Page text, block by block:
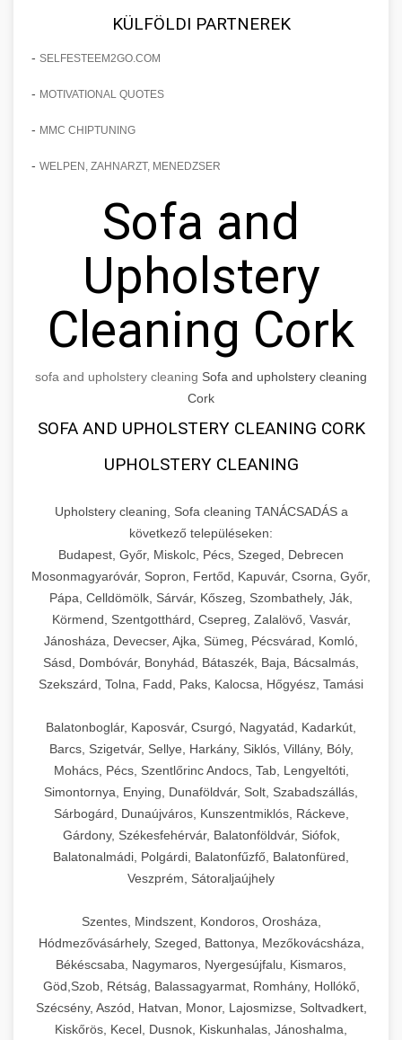
KÜLFÖLDI PARTNEREK
- SELFESTEEM2GO.COM
- MOTIVATIONAL QUOTES
- MMC CHIPTUNING
- WELPEN, ZAHNARZT, MENEDZSER
Sofa and
Upholstery
Cleaning Cork
sofa and upholstery cleaning Sofa and upholstery cleaning
Cork
SOFA AND UPHOLSTERY CLEANING CORK
UPHOLSTERY CLEANING
Upholstery cleaning, Sofa cleaning TANÁCSADÁS a
következő településeken:
Budapest, Győr, Miskolc, Pécs, Szeged, Debrecen
Mosonmagyaróvár, Sopron, Fertőd, Kapuvár, Csorna, Győr,
Pápa, Celldömölk, Sárvár, Kőszeg, Szombathely, Ják,
Körmend, Szentgotthárd, Csepreg, Zalalövő, Vasvár,
Jánosháza, Devecser, Ajka, Sümeg, Pécsvárad, Komló,
Sásd, Dombóvár, Bonyhád, Bátaszék, Baja, Bácsalmás,
Szekszárd, Tolna, Fadd, Paks, Kalocsa, Hőgyész, Tamási
Balatonboglár, Kaposvár, Csurgó, Nagyatád, Kadarkút,
Barcs, Szigetvár, Sellye, Harkány, Siklós, Villány, Bóly,
Mohács, Pécs, Szentlőrinc Andocs, Tab, Lengyeltóti,
Simontornya, Enying, Dunaföldvár, Solt, Szabadszállás,
Sárbogárd, Dunaújváros, Kunszentmiklós, Ráckeve,
Gárdony, Székesfehérvár, Balatonföldvár, Siófok,
Balatonalmádi, Polgárdi, Balatonfűzfő, Balatonfüred,
Veszprém, Sátoraljaújhely
Szentes, Mindszent, Kondoros, Orosháza,
Hódmezővásárhely, Szeged, Battonya, Mezőkovácsháza,
Békéscsaba, Nagymaros, Nyergesújfalu, Kismaros,
Göd,Szob, Rétság, Balassagyarmat, Romhány, Hollókő,
Szécsény, Aszód, Hatvan, Monor, Lajosmizse, Soltvadkert,
Kiskőrös, Kecel, Dusnok, Kiskunhalas, Jánoshalma,